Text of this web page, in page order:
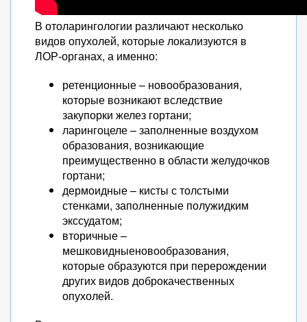
В отоларингологии различают несколько
видов опухолей, которые локализуются в
ЛОР-органах, а именно:
ретенционные – новообразования,
которые возникают вследствие
закупорки желез гортани;
ларингоцеле – заполненные воздухом
образования, возникающие
преимущественно в области желудочков
гортани;
дермоидные – кисты с толстыми
стенками, заполненные полужидким
экссудатом;
вторичные –
мешковидныеновообразования,
которые образуются при перерождении
других видов доброкачественных
опухолей.